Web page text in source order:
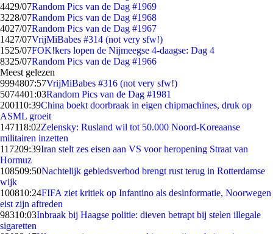
4429/07Random Pics van de Dag #1969
3228/07Random Pics van de Dag #1968
4027/07Random Pics van de Dag #1967
1427/07VrijMiBabes #314 (not very sfw!)
1525/07FOK!kers lopen de Nijmeegse 4-daagse: Dag 4
8325/07Random Pics van de Dag #1966
Meest gelezen
9994807:57VrijMiBabes #316 (not very sfw!)
5074401:03Random Pics van de Dag #1981
200110:39China boekt doorbraak in eigen chipmachines, druk op
ASML groeit
147118:02Zelensky: Rusland wil tot 50.000 Noord-Koreaanse
militairen inzetten
117209:39Iran stelt zes eisen aan VS voor heropening Straat van
Hormuz
108509:50Nachtelijk gebiedsverbod brengt rust terug in Rotterdamse
wijk
100810:24FIFA ziet kritiek op Infantino als desinformatie, Noorwegen
eist zijn aftreden
98310:03Inbraak bij Haagse politie: dieven betrapt bij stelen illegale
sigaretten